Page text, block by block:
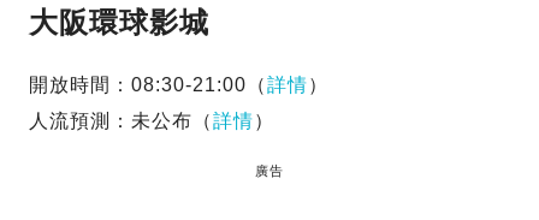
大阪環球影城
開放時間：08:30-21:00（詳情）
人流預測：未公布（詳情）
廣告